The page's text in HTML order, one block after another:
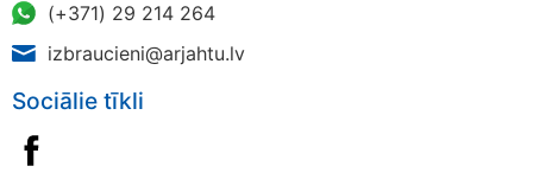
(+371) 29 214 264
izbraucieni@arjahtu.lv
Sociālie tīkli